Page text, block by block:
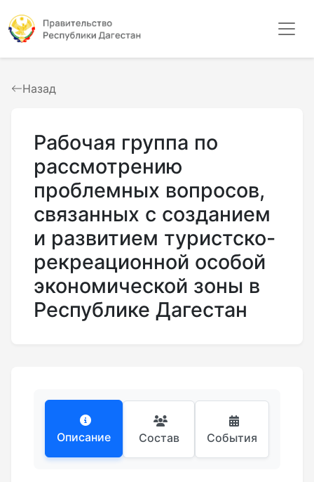
Назад
Рабочая группа по
рассмотрению
проблемных вопросов,
связанных с созданием
и развитием туристско-
рекреационной особой
экономической зоны в
Республике Дагестан
Описание Состав События